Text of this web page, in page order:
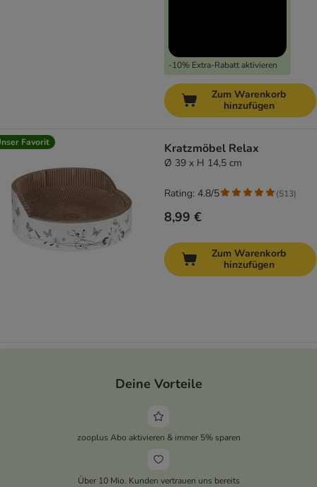
-10% Extra-Rabatt aktivieren
Zum Warenkorb
hinzufügen
Favorit Kratzmöbel Relax
Ø 39 x H 14,5 cm
8,99 €
Rating: 4.8/5 (513)
Zum Warenkorb
hinzufügen
Deine Vorteile
zooplus Abo aktivieren & immer 5% sparen
Über 10 Mio. Kunden vertrauen uns bereits